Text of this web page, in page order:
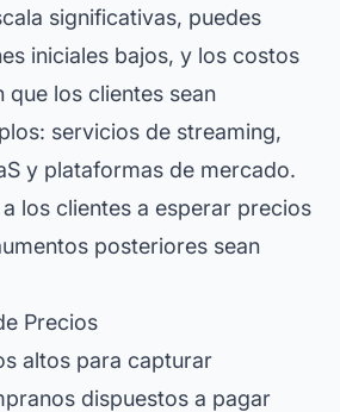
significativas, puedes
iniciales bajos, y los costos
que los clientes sean
servicios de streaming,
y plataformas de mercado.
los clientes a esperar precios
posteriores sean
Precios
altos para capturar
dispuestos a pagar